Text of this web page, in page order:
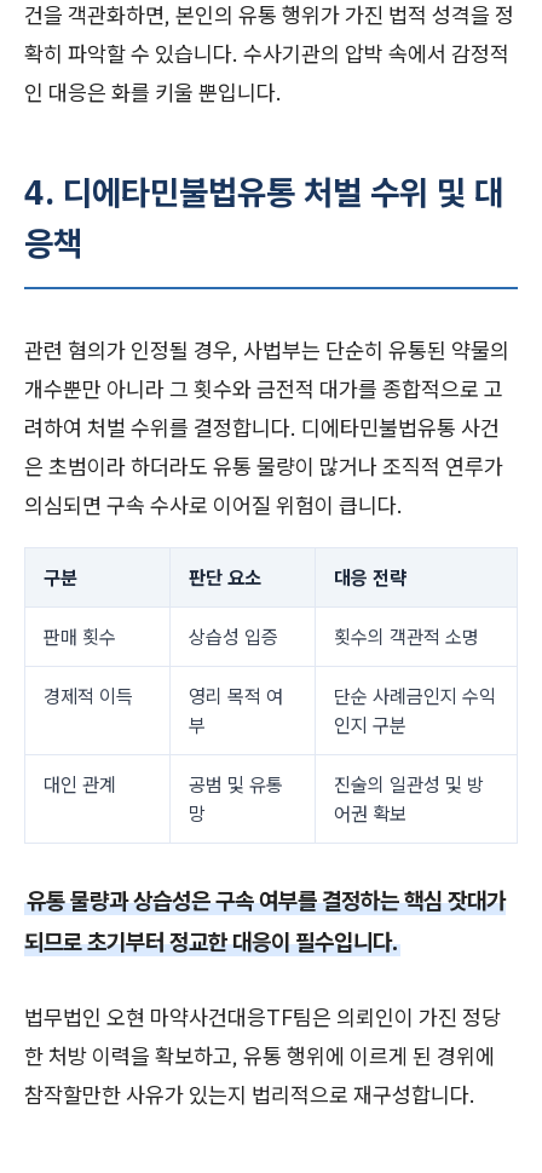
건을 객관화하면, 본인의 유통 행위가 가진 법적 성격을 정
확히 파악할 수 있습니다. 수사기관의 압박 속에서 감정적
인 대응은 화를 키울 뿐입니다.
4. 디에타민불법유통 처벌 수위 및 대
응책
관련 혐의가 인정될 경우, 사법부는 단순히 유통된 약물의
개수뿐만 아니라 그 횟수와 금전적 대가를 종합적으로 고
려하여 처벌 수위를 결정합니다. 디에타민불법유통 사건
은 초범이라 하더라도 유통 물량이 많거나 조직적 연루가
의심되면 구속 수사로 이어질 위험이 큽니다.
구분 판단 요소 대응 전략
판매 횟수 상습성 입증 횟수의 객관적 소명
경제적 이득
영리 목적 여
부
단순 사례금인지 수익
인지 구분
대인 관계
공범 및 유통
망
진술의 일관성 및 방
어권 확보
유통 물량과 상습성은 구속 여부를 결정하는 핵심 잣대가
되므로 초기부터 정교한 대응이 필수입니다.
법무법인 오현 마약사건대응TF팀은 의뢰인이 가진 정당
한 처방 이력을 확보하고, 유통 행위에 이르게 된 경위에
참작할만한 사유가 있는지 법리적으로 재구성합니다.